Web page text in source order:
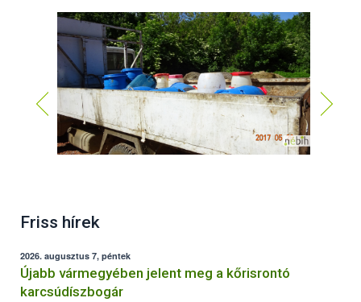
Friss hírek
2026. augusztus 7, péntek
Újabb vármegyében jelent meg a kőrisrontó
karcsúdíszbogár